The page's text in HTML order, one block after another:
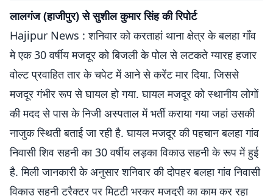
लालगंज (हाजीपुर) से सुशील कुमार सिंह की रिपोर्ट
Hajipur News : शनिवार को करताहां थाना क्षेत्र के बलहा गाँव
मे एक 30 वर्षीय मजदूर को बिजली के पोल से लटकते ग्यारह हजार
वोल्ट प्रवाहित तार के चपेट में आने से करेंट मार दिया. जिससे
मजदूर गंभीर रूप से घायल हो गया. घायल मजदूर को स्थानीय लोगों
की मदद से पास के निजी अस्पताल में भर्ती कराया गया जहां उसकी
नाजुक स्थिती बताई जा रही है. घायल मजदूर की पहचान बलहा गांव
निवासी शिव सहनी का 30 वर्षीय लड़का विकाउ सहनी के रूप में हुई
है. मिली जानकारी के अनुसार शनिवार की दोपहर बलहा गांव निवासी
विकाउ सहनी ट्रैक्टर पर मिट्टी भरकर मजदूरी का काम कर रहा